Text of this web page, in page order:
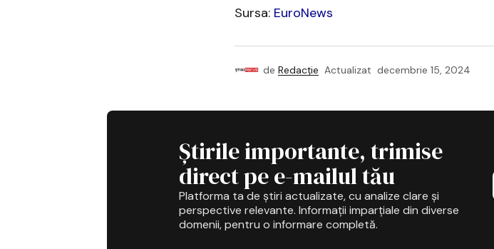
Sursa: EuroNews
de Redacție Actualizat decembrie 15, 2024
Știrile importante, trimise
direct pe e-mailul tău
Platforma ta de știri actualizate, cu analize clare și
perspective relevante. Informații imparțiale din diverse
domenii, pentru o informare completă.